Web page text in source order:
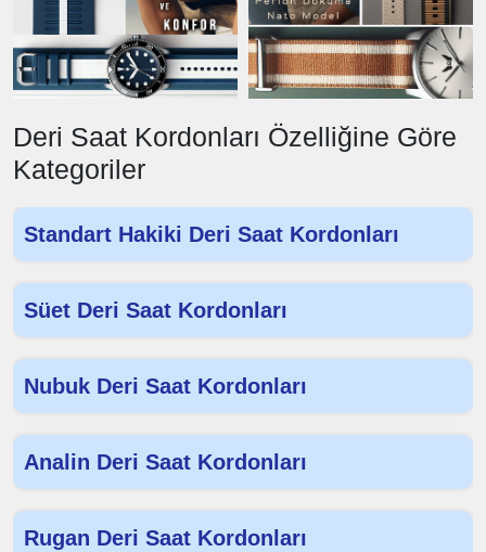
Deri Saat Kordonları Özelliğine Göre
Kategoriler
Standart Hakiki Deri Saat Kordonları
Süet Deri Saat Kordonları
Nubuk Deri Saat Kordonları
Analin Deri Saat Kordonları
Rugan Deri Saat Kordonları